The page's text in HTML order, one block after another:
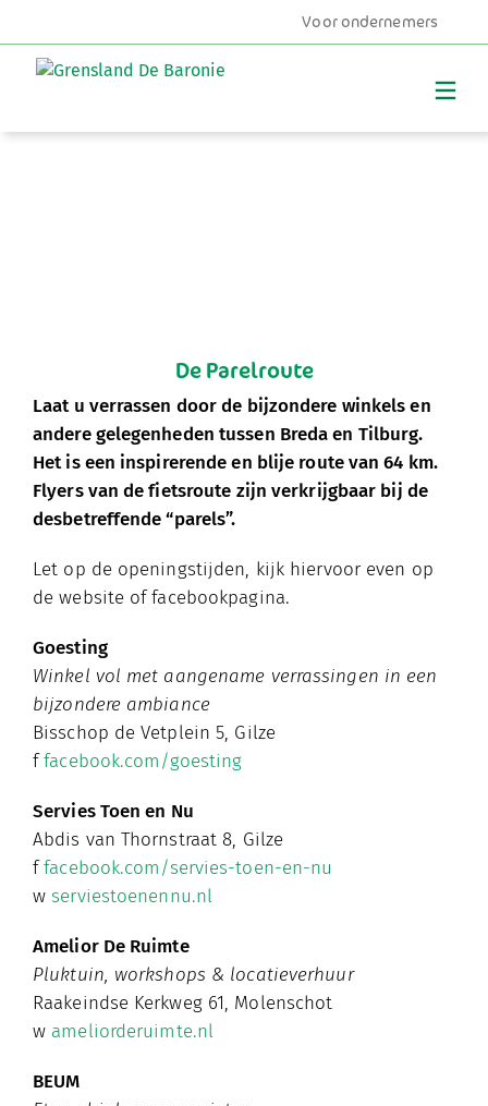
Voor ondernemers
De Parelroute
Laat u verrassen door de bijzondere winkels en
andere gelegenheden tussen Breda en Tilburg.
Het is een inspirerende en blije route van 64 km.
Flyers van de fietsroute zijn verkrijgbaar bij de
desbetreffende “parels”.
Let op de openingstijden, kijk hiervoor even op
de website of facebookpagina.
Goesting
Winkel vol met aangename verrassingen in een
bijzondere ambiance
Bisschop de Vetplein 5, Gilze
ffacebook.com/goesting
Servies Toen en Nu
Abdis van Thornstraat 8, Gilze
ffacebook.com/servies-toen-en-nu
wserviestoenennu.nl
Amelior De Ruimte
Pluktuin, workshops & locatieverhuur
Raakeindse Kerkweg 61, Molenschot
w ameliorderuimte.nl
BEUM